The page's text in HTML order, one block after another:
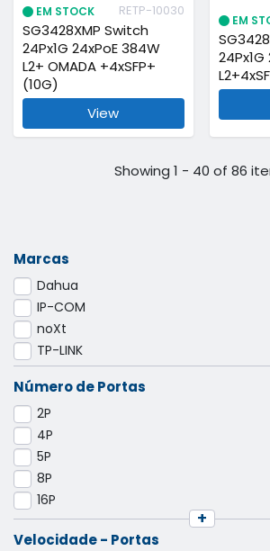
EM STOCK RETP-10030
SG3428XMP Switch
24Px1G 24xPoE 384W
L2+ OMADA +4xSFP+
(10G)
View
EM
Showing 1 - 40 of 86
Marcas
Dahua
IP-COM
noXt
TP-LINK
Número de Portas
2P
4P
5P
8P
16P
+
Velocidade - Portas